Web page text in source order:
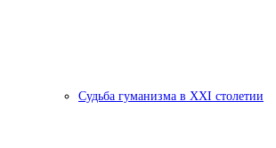
Судьба гуманизма в XXI столетии